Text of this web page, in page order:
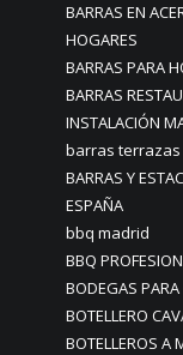
BARRAS EN
HOGARES
BARRAS PARA
BARRAS
INSTALACIÓN
barras
BARRAS Y
ESPAÑA
bbq madrid
BBQ
BODEGAS PARA
BOTELLERO
BOTELLEROS A